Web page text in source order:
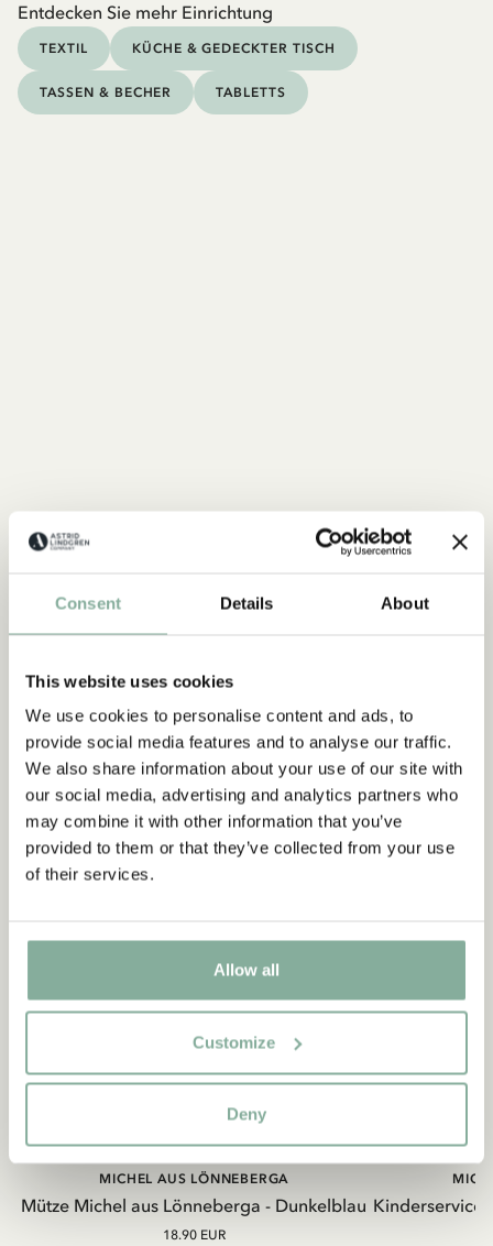
Consent Details About
This website uses cookies
We use cookies to personalise content and ads, to
provide social media features and to analyse our traffic.
We also share information about your use of our site with
our social media, advertising and analytics partners who
may combine it with other information that you’ve
provided to them or that they’ve collected from your use
of their services.
Allow all
Customize
Deny
Entdecken Sie mehr Einrichtung
TEXTIL KÜCHE & GEDECKTER TISCH
TASSEN & BECHER TABLETTS
MICHEL AUS LÖNNEBERGA
ALLES MIT MICHEL
Mütze Michel aus Lönneberga - Dunkelblau
MICHEL AUS LÖNNEBERGA
18.90 EUR
Kinderservice